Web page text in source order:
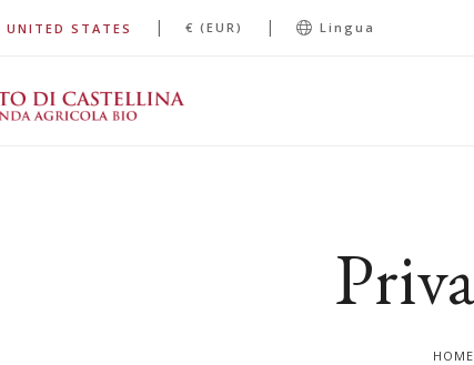
UNITED STATES | € (EUR) | Lingua
HOME